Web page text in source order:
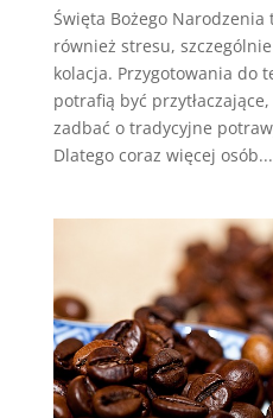
Święta Bożego Narodzenia
również stresu,
kolacja. Przygotowania do
potrafią być
zadbać o tradycyjne
Dlatego coraz więcej osób...